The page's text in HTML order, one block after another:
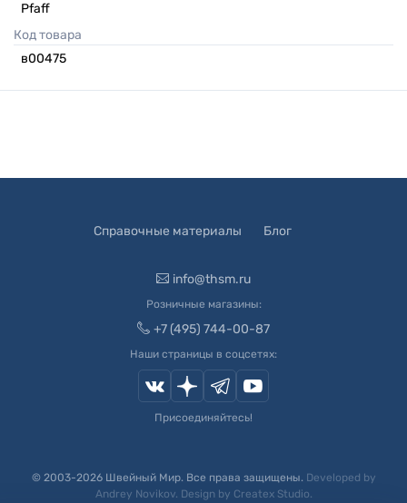
Pfaff
Код товара
в00475
Справочные материалы Блог
info@thsm.ru
Розничные магазины:
+7 (495) 744-00-87
Наши страницы в соцсетях:
Присоединяйтесь!
© 2003-2026Швейный Мир. Все права защищены. Developed by
Andrey Novikov. Design by Createx Studio.